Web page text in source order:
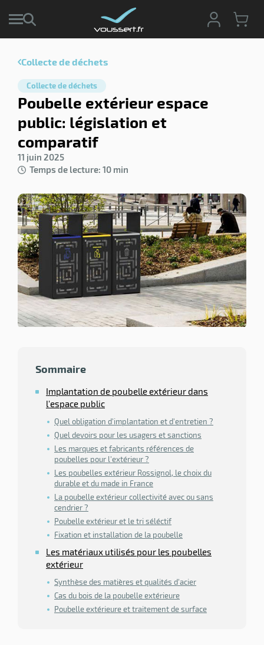
Collecte de déchets
Collecte de déchets
Poubelle extérieur espace
public: législation et
comparatif
11 juin 2025
Temps de lecture: 10 min
Sommaire
Implantation de poubelle extérieur dans
l'espace public
Quel obligation d'implantation et d'entretien ?
Quel devoirs pour les usagers et sanctions
Les marques et fabricants références de
poubelles pour l'extérieur ?
Les poubelles extérieur Rossignol, le choix du
durable et du made in France
La poubelle extérieur collectivité avec ou sans
cendrier ?
Poubelle extérieur et le tri séléctif
Fixation et installation de la poubelle
Les matériaux utilisés pour les poubelles
extérieur
Synthèse des matières et qualités d'acier
Cas du bois de la poubelle extérieure
Poubelle extérieure et traitement de surface